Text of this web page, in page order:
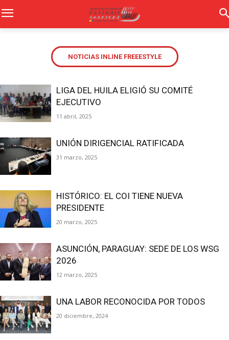
NOTICIAS INLINE FREEESTYLE
LIGA DEL HUILA ELIGIÓ SU COMITÉ
EJECUTIVO
11 abril, 2025
UNIÓN DIRIGENCIAL RATIFICADA
31 marzo, 2025
HISTÓRICO: EL COI TIENE NUEVA
PRESIDENTE
20 marzo, 2025
ASUNCIÓN, PARAGUAY: SEDE DE LOS WSG
2026
12 marzo, 2025
UNA LABOR RECONOCIDA POR TODOS
20 diciembre, 2024